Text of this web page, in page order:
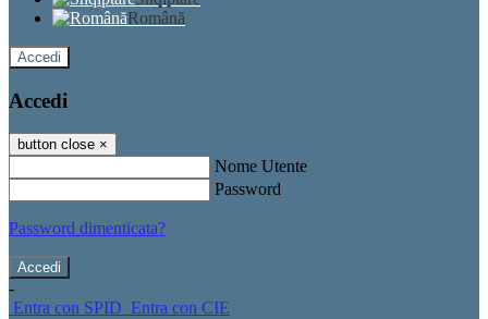
Română
Accedi
Accedi
button close ×
Nome Utente
Password
Password dimenticata?
-
Entra con SPID Entra con CIE